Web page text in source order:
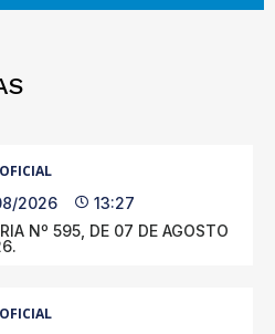
2026
13:27
Nº 595, DE 07 DE AGOSTO